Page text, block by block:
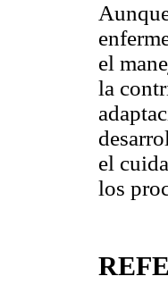
el
la
el
los